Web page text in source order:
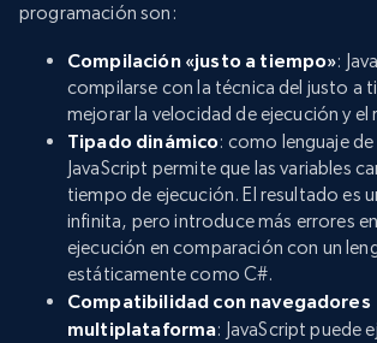
programación son:
Compilación «justo a tiempo»:
compilarse con la técnica del justo a
mejorar la velocidad de ejecución y el
Tipado dinámico: como lenguaje
JavaScript permite que las variables
tiempo de ejecución. El resultado es
infinita, pero introduce más errores
ejecución en comparación con un
estáticamente como C#.
Compatibilidad con navegadores
multiplataforma: JavaScript puede